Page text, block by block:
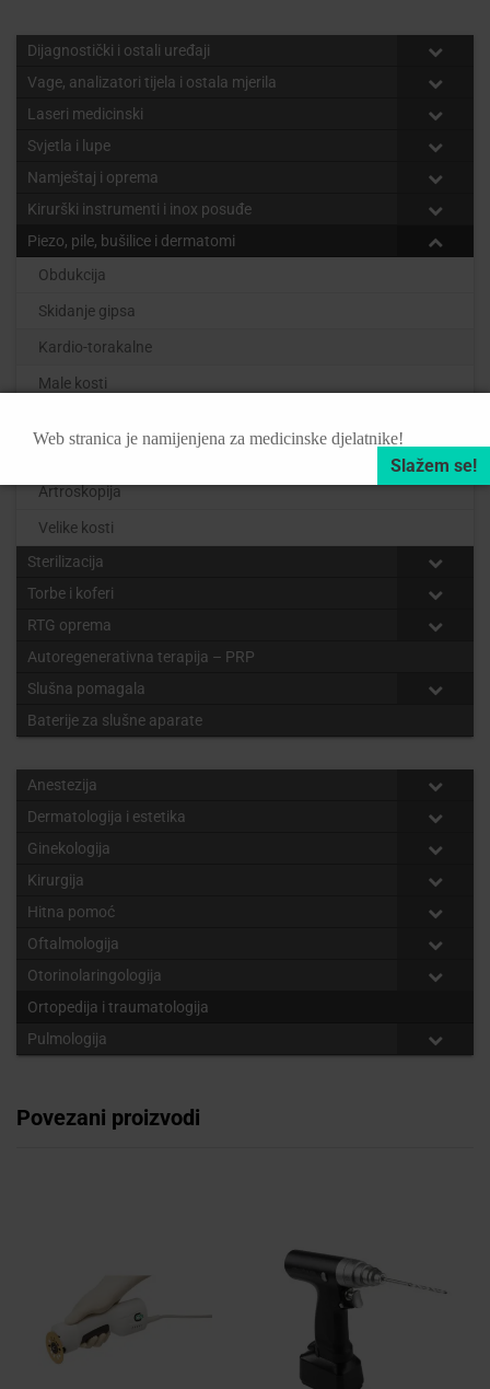
Dijagnostički i ostali uređaji
Vage, analizatori tijela i ostala mjerila
Laseri medicinski
Svjetla i lupe
Namještaj i oprema
Kirurški instrumenti i inox posuđe
Piezo, pile, bušilice i dermatomi
Obdukcija
Skidanje gipsa
Kardio-torakalne
Male kosti
Artroskopija
Velike kosti
Sterilizacija
Torbe i koferi
RTG oprema
Autoregenerativna terapija – PRP
Slušna pomagala
Baterije za slušne aparate
Anestezija
Dermatologija i estetika
Ginekologija
Kirurgija
Hitna pomoć
Oftalmologija
Otorinolaringologija
Ortopedija i traumatologija
Pulmologija
Povezani proizvodi
Web stranica je namijenjena za medicinske djelatnike!